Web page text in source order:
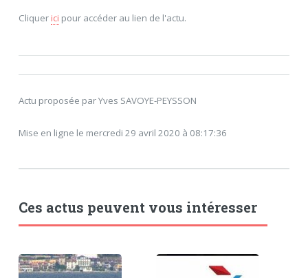
Cliquerici pour accéder au lien de l'actu.
Actu proposée par Yves SAVOYE-PEYSSON
Mise en ligne le mercredi 29 avril 2020 à 08:17:36
Ces actus peuvent vous intéresser